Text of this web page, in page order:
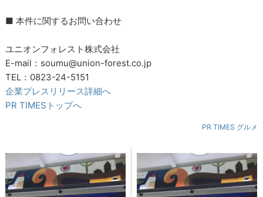
■ 本件に関するお問い合わせ
ユニオンフォレスト株式会社
E-mail：soumu@union-forest.co.jp
TEL：0823-24-5151
企業プレスリリース詳細へ
PR TIMESトップへ
PR TIMES グルメ